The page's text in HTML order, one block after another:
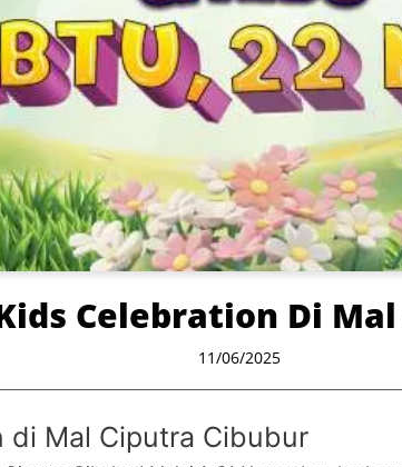
Celebration Di
11/06/2025
Mal Ciputra Cibubur